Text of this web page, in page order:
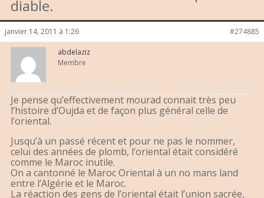
diable.
janvier 14, 2011 à 1:26 #274885
abdelaziz
Membre
Je pense qu’effectivement mourad connait très peu
l’histoire d’Oujda et de façon plus général celle de
l’oriental.
Jusqu’à un passé récent et pour ne pas le nommer,
celui des années de plomb, l’oriental était considéré
comme le Maroc inutile.
On a cantonné le Maroc Oriental à un no mans land
entre l’Algérie et le Maroc.
La réaction des gens de l’oriental était l’union sacrée,